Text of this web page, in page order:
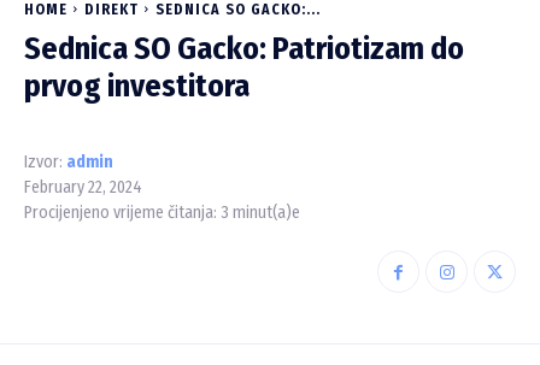
HOME DIREKT SEDNICA SO GACKO:...
Sednica SO Gacko: Patriotizam do
prvog investitora
Izvor: admin
February 22, 2024
Procijenjeno vrijeme čitanja: 3 minut(a)e